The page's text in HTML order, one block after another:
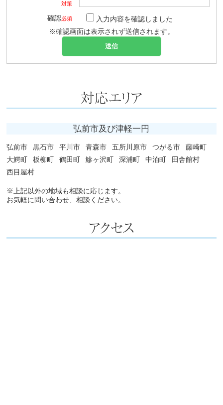
対策
確認必須
入力内容を確認しました
※確認画面は表示されず送信されます。
弘前市及び津軽一円
弘前市 黒石市 平川市 青森市 五所川原市 つがる市
藤崎町
大鰐町
板柳町 鶴田町 鰺ヶ沢町 深浦町 中泊町
田舎館村
西目屋村
※上記以外の地域も相談に応じます。
お気軽に問い合わせ、相談ください。